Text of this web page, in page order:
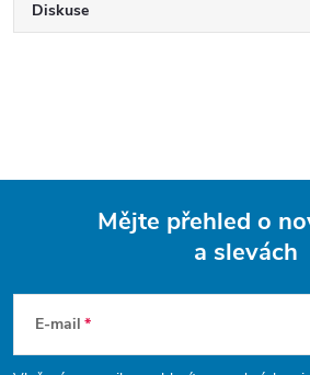
Diskuse
Mějte přehled o
a slevách
E-mail